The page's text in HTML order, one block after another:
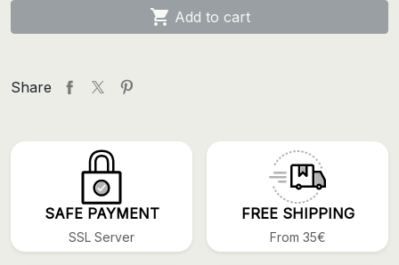
 Add to cart
Share
SAFE PAYMENT
SSL Server
FREE SHIPPING
From 35€